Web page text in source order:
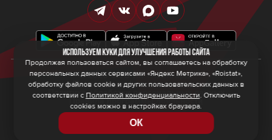
© 2026 ООО ХК «Авангард»
Политика конфиденциальности
Политика обработки персональных данных
Правила программы лояльности
Используем куки для улучшения работы сайта
Продолжая пользоваться сайтом, вы соглашаетесь на обработку
персональных данных сервисами «Яндекс Метрика», «Roistat»,
обработку файлов cookie и других пользовательских данных в
соответствии с Политикой конфиденциальности. Отключить
cookies можно в настройках браузера.
ОК